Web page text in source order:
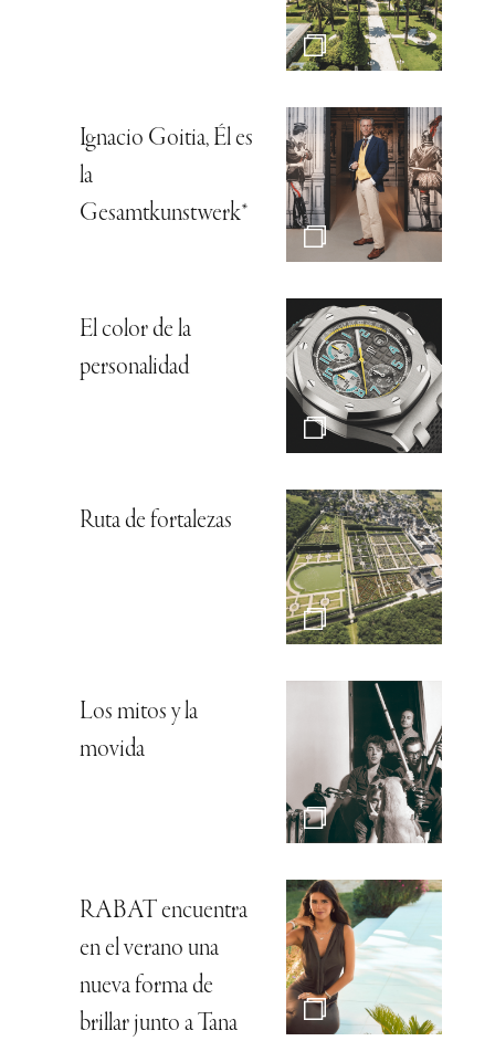
Ignacio Goitia, Él es
la
Gesamtkunstwerk*
El color de la
personalidad
Ruta de fortalezas
Los mitos y la
movida
RABAT encuentra
en el verano una
nueva forma de
brillar junto a Tana